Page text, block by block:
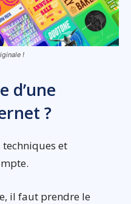
!
d’une
?
et
il faut prendre le